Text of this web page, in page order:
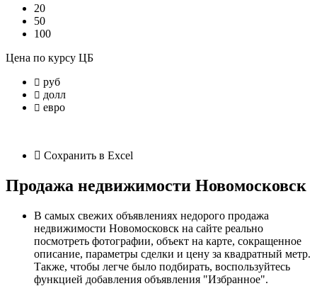
20
50
100
Цена по курсу ЦБ
руб
долл
евро
Сохранить в Excel
Продажа недвижимости Новомосковск
В самых свежих объявлениях недорого продажа
недвижимости Новомосковск на сайте реально
посмотреть фотографии, объект на карте, сокращенное
описание, параметры сделки и цену за квадратный метр.
Также, чтобы легче было подбирать, воспользуйтесь
функцией добавления объявления "Избранное".